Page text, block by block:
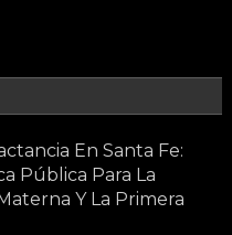
En Santa Fe:
Pública Para La
Y La Primera